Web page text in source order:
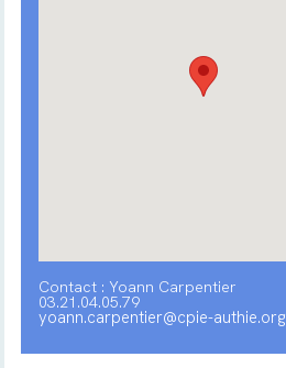
Contact : Yoann Carpentier
03.21.04.05.79
yoann.carpentier@cpie-authie.org